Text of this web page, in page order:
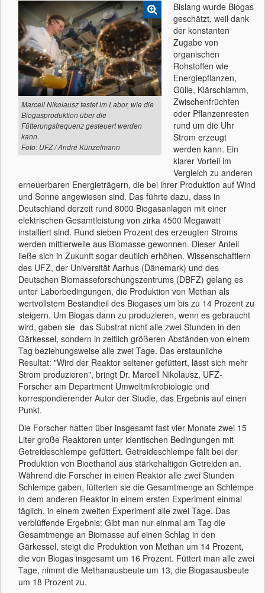
Marcell Nikolausz testet im Labor, wie die
Biogasproduktion über die
Fütterungsfrequenz gesteuert werden
kann.
Foto: UFZ / André Künzelmann
Bislang wurde Biogas
geschätzt, weil dank
der konstanten
Zugabe von
organischen
Rohstoffen wie
Energiepflanzen,
Gülle, Klärschlamm,
Zwischenfrüchten
oder Pflanzenresten
rund um die Uhr
Strom erzeugt
werden kann. Ein
klarer Vorteil im
Vergleich zu anderen
erneuerbaren Energieträgern, die bei ihrer Produktion auf Wind
und Sonne angewiesen sind. Das führte dazu, dass in
Deutschland derzeit rund 8000 Biogasanlagen mit einer
elektrischen Gesamtleistung von zirka 4500 Megawatt
installiert sind. Rund sieben Prozent des erzeugten Stroms
werden mittlerweile aus Biomasse gewonnen. Dieser Anteil
ließe sich in Zukunft sogar deutlich erhöhen. Wissenschaftlern
des UFZ, der Universität Aarhus (Dänemark) und des
Deutschen Biomasseforschungszentrums (DBFZ) gelang es
unter Laborbedingungen, die Produktion von Methan als
wertvollstem Bestandteil des Biogases um bis zu 14 Prozent zu
steigern. Um Biogas dann zu produzieren, wenn es gebraucht
wird, gaben sie das Substrat nicht alle zwei Stunden in den
Gärkessel, sondern in zeitlich größeren Abständen von einem
Tag beziehungsweise alle zwei Tage. Das erstaunliche
Resultat: "Wird der Reaktor seltener gefüttert, lässt sich mehr
Strom produzieren", bringt Dr. Marcell Nikolausz, UFZ-
Forscher am Department Umweltmikrobiologie und
korrespondierender Autor der Studie, das Ergebnis auf einen
Punkt.
Die Forscher hatten über insgesamt fast vier Monate zwei 15
Liter große Reaktoren unter identischen Bedingungen mit
Getreideschlempe gefüttert. Getreideschlempe fällt bei der
Produktion von Bioethanol aus stärkehaltigen Getreiden an.
Während die Forscher in einen Reaktor alle zwei Stunden
Schlempe gaben, fütterten sie die Gesamtmenge an Schlempe
in dem anderen Reaktor in einem ersten Experiment einmal
täglich, in einem zweiten Experiment alle zwei Tage. Das
verblüffende Ergebnis: Gibt man nur einmal am Tag die
Gesamtmenge an Biomasse auf einen Schlag in den
Gärkessel, steigt die Produktion von Methan um 14 Prozent,
die von Biogas insgesamt um 16 Prozent. Füttert man alle zwei
Tage, nimmt die Methanausbeute um 13, die Biogasausbeute
um 18 Prozent zu.